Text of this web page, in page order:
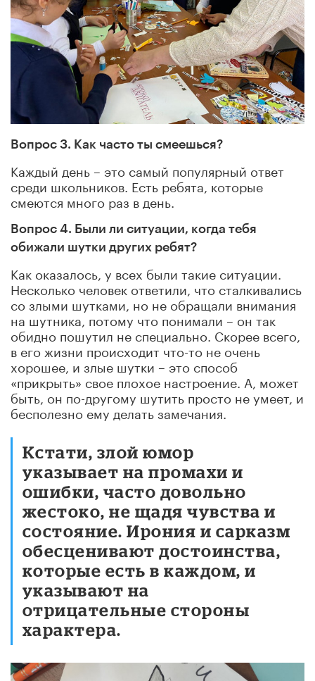
Вопрос 3. Как часто ты смеешься?
Каждый день – это самый популярный ответ
среди школьников. Есть ребята, которые
смеются много раз в день.
Вопрос 4. Были ли ситуации, когда тебя
обижали шутки других ребят?
Как оказалось, у всех были такие ситуации.
Несколько человек ответили, что сталкивались
со злыми шутками, но не обращали внимания
на шутника, потому что понимали – он так
обидно пошутил не специально. Скорее всего,
в его жизни происходит что-то не очень
хорошее, и злые шутки – это способ
«прикрыть» свое плохое настроение. А, может
быть, он по-другому шутить просто не умеет, и
бесполезно ему делать замечания.
Кстати, злой юмор
указывает на промахи и
ошибки, часто довольно
жестоко, не щадя чувства и
состояние. Ирония и сарказм
обесценивают достоинства,
которые есть в каждом, и
указывают на
отрицательные стороны
характера.